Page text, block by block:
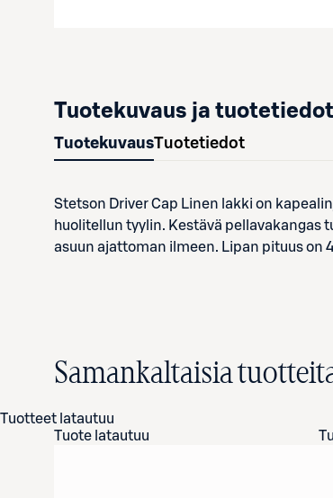
Tuotekuvaus ja tuotetiedot
TuotekuvausTuotetiedot
Stetson Driver Cap Linen lakki on
huolitellun tyylin. Kestävä pellavakangas
asuun ajattoman ilmeen. Lipan pituus on
Samankaltaisia
Tuotteet latautuu
Tuote latautuu